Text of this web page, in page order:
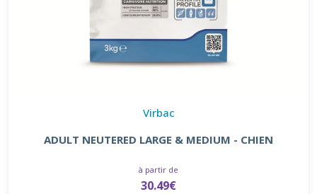
Virbac
ADULT NEUTERED LARGE & MEDIUM - CHIEN
à partir de
30.49€